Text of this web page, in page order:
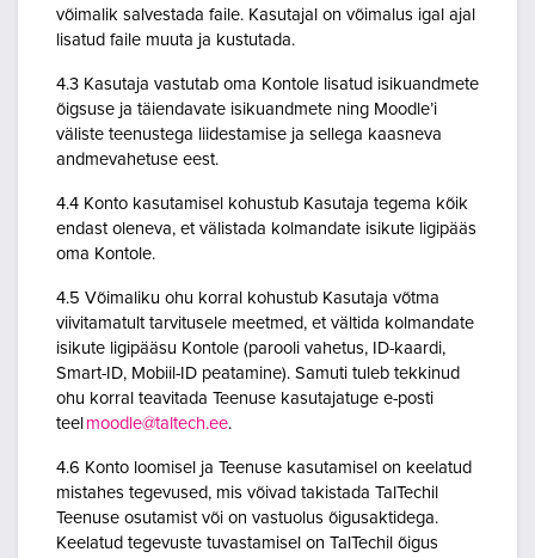
võimalik salvestada faile. Kasutajal on võimalus igal ajal
lisatud faile muuta ja kustutada.
4.3 Kasutaja vastutab oma Kontole lisatud isikuandmete
õigsuse ja täiendavate isikuandmete ning Moodle’i
väliste teenustega liidestamise ja sellega kaasneva
andmevahetuse eest.
4.4 Konto kasutamisel kohustub Kasutaja tegema kõik
endast oleneva, et välistada kolmandate isikute ligipääs
oma Kontole.
4.5 Võimaliku ohu korral kohustub Kasutaja võtma
viivitamatult tarvitusele meetmed, et vältida kolmandate
isikute ligipääsu Kontole (parooli vahetus, ID-kaardi,
Smart-ID, Mobiil-ID peatamine). Samuti tuleb tekkinud
ohu korral teavitada Teenuse kasutajatuge e-posti
teel moodle@taltech.ee.
4.6 Konto loomisel ja Teenuse kasutamisel on keelatud
mistahes tegevused, mis võivad takistada TalTechil
Teenuse osutamist või on vastuolus õigusaktidega.
Keelatud tegevuste tuvastamisel on TalTechil õigus